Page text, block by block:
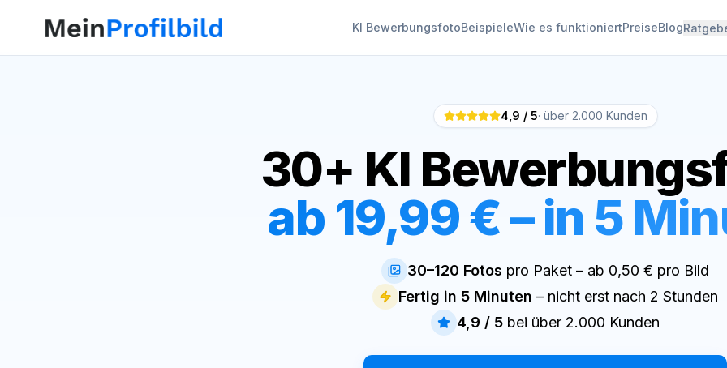
KI BewerbungsfotoBeispieleWie es funktioniertPreiseBlog
4,9 / 5· über 2.000 Kunden
30+ KI
ab 19,99 € – in 5
30–120 Fotos pro Paket – ab 0,50 € pro Bild
Fertig in 5 Minuten – nicht erst nach 2 Stunden
4,9 / 5 bei über 2.000 Kunden